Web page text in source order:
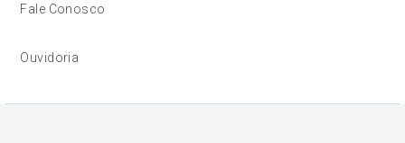
Fale Conosco
Ouvidoria